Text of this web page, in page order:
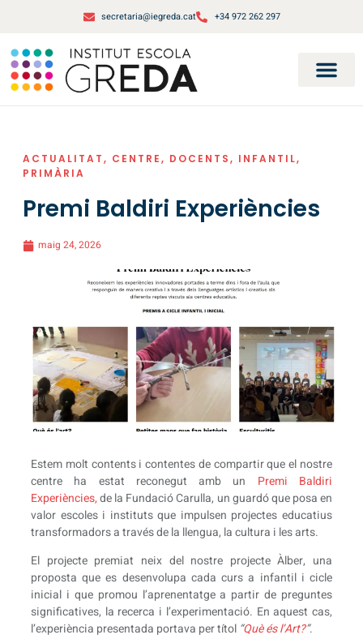
secretaria@iegreda.cat +34 972 262 297
ACTUALITAT, CENTRE, DOCENTS, INFANTIL,
PRIMÀRIA
Premi Baldiri Experiències
maig 24, 2026
Estem molt contents i contentes de compartir que el nostre
centre ha estat reconegut amb un Premi Baldiri
Experiències,de la Fundació Carulla, un guardó que posa en
valor escoles i instituts que impulsen projectes educatius
transformadors a través de la llengua, la cultura i les arts.
El projecte premiat neix del nostre projecte Àlber, una
proposta que es desenvolupa cada curs a infantil i cicle
inicial i que promou l’aprenentatge a partir de preguntes
significatives, la recerca i l’experimentació. En aquest cas,
l’experiència presentada portava per títol “Què és l’Art?”.